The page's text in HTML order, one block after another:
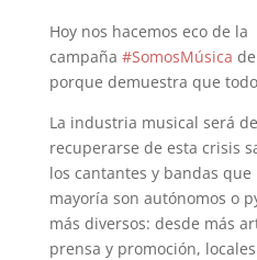
Hoy nos hacemos eco de la
campaña #SomosMúsica
porque demuestra que
La industria musical será
recuperarse de esta crisis
los cantantes y bandas
mayoría son autónomos o
más diversos: desde más
prensa y promoción,